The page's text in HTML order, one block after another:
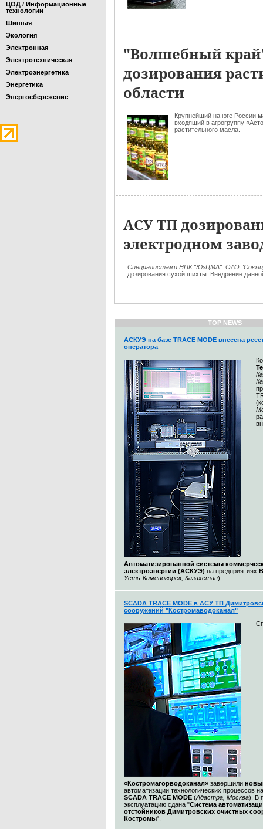
ЦОД / Информационные
технологии
Шинная
Экология
Электронная
Электротехническая
Электроэнергетика
Энергетика
Энергосбережение
"Волшебный
дозирования
области
Крупнейший на юге России
входящий в агрогруппу
растительного масла.
АСУ ТП
электродном
Специалистами НПК "ЮгЦМА" ОАО
дозирования сухой шихты. Внедрение
TOP NEWS
АСКУЭ на базе TRACE MODE внесена
оператора
Автоматизированной системы
электроэнергии (АСКУЭ) на предприятиях
Усть-Каменогорск, Казахстан).
SCADA TRACE MODE в АСУ ТП
сооружений "Костромаводоканал"
«Костромагорводоканал» завершили
автоматизации технологических процессов
SCADA TRACE MODE (Адастра, Москва). В
эксплуатацию сдана "Система
отстойников Димитровских очистных
Костромы".